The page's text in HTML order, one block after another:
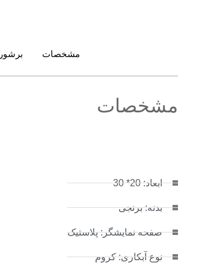
مشخصات
برشور
مشخصات
ابعاد: 20* 30
بدنه: برنجی
صفحه نمایشگر: پلاستیک
نوع آبکاری: کروم